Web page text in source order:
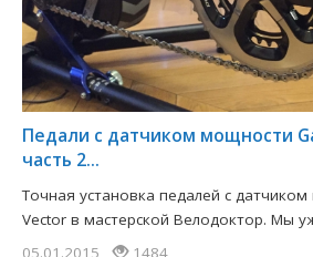
Педали с датчиком мощности
часть 2...
Точная установка педалей с
Vector в мастерской Велодоктор. Мы
05.01.2015
1484